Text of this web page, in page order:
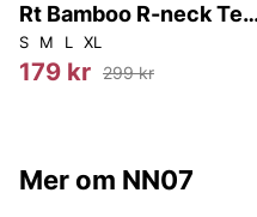
50 52
Rt Bamboo R-neck Tee
Fsc.
S M L XL
179 kr 299 kr
Mer om NN07